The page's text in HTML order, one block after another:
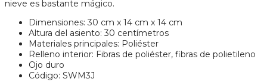
nieve es bastante mágico.
Dimensiones: 30 cm x 14 cm x 14 cm
Altura del asiento: 30 centímetros
Materiales principales: Poliéster
Relleno interior: Fibras de poliéster, fibras de polietileno
Ojo duro
Código: SWM3J